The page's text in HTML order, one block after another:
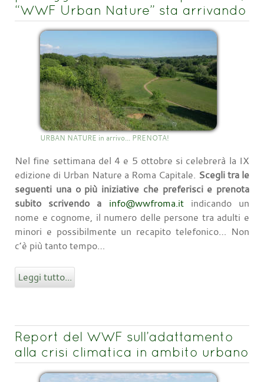
“WWF Urban Nature” sta arrivando
URBAN NATURE in arrivo... PRENOTA!
Nel fine settimana del 4 e 5 ottobre si celebrerà la IX
edizione di Urban Nature a Roma Capitale. Scegli tra le
seguenti una o più iniziative che preferisci e prenota
subito scrivendo a
info@wwfroma.itindicando un
nome e cognome, il numero delle persone tra adulti e
minori e possibilmente un recapito telefonico… Non
c’è più tanto tempo…
Leggi tutto...
Report del WWF sull’adattamento
alla crisi climatica in ambito urbano